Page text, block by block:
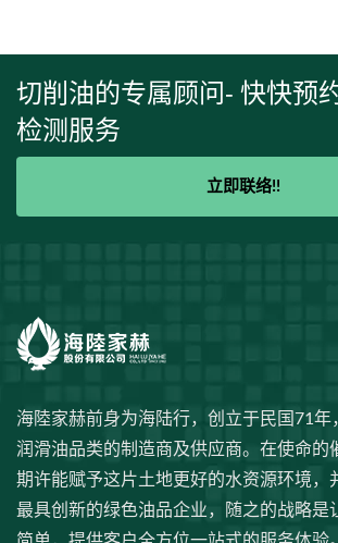
切削油的专属顾问- 快快预
检测服务
立即联络!!
海陸家赫前身为海陆行，创立于民国71年
润滑油品类的制造商及供应商。在使命的
期许能赋予这片土地更好的水资源环境，
最具创新的绿色油品企业，随之的战略是